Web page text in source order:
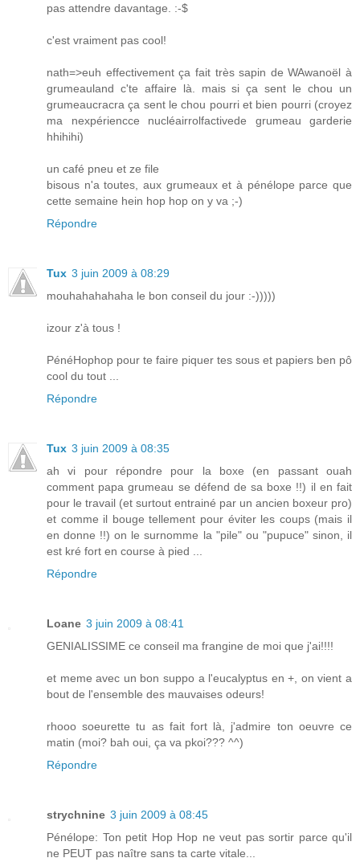
pas attendre davantage. :-$
c'est vraiment pas cool!
nath=>euh effectivement ça fait très sapin de WAwanoël à
grumeauland c'te affaire là. mais si ça sent le chou un
grumeaucracra ça sent le chou pourri et bien pourri (croyez
ma nexpériencce nucléairrolfactivede grumeau garderie
hhihihi)
un café pneu et ze file
bisous n'a toutes, aux grumeaux et à pénélope parce que
cette semaine hein hop hop on y va ;-)
Répondre
Tux 3 juin 2009 à 08:29
mouhahahahaha le bon conseil du jour :-)))))
izour z'à tous !
PénéHophop pour te faire piquer tes sous et papiers ben pô
cool du tout ...
Répondre
Tux 3 juin 2009 à 08:35
ah vi pour répondre pour la boxe (en passant ouah
comment papa grumeau se défend de sa boxe !!) il en fait
pour le travail (et surtout entrainé par un ancien boxeur pro)
et comme il bouge tellement pour éviter les coups (mais il
en donne !!) on le surnomme la "pile" ou "pupuce" sinon, il
est kré fort en course à pied ...
Répondre
Loane 3 juin 2009 à 08:41
GENIALISSIME ce conseil ma frangine de moi que j'ai!!!!
et meme avec un bon suppo a l'eucalyptus en +, on vient a
bout de l'ensemble des mauvaises odeurs!
rhooo soeurette tu as fait fort là, j'admire ton oeuvre ce
matin (moi? bah oui, ça va pkoi??? ^^)
Répondre
strychnine 3 juin 2009 à 08:45
Pénélope: Ton petit Hop Hop ne veut pas sortir parce qu'il
ne PEUT pas naître sans ta carte vitale...